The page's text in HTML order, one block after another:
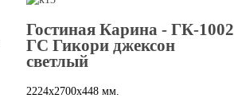
Гостиная Карина - ГК-1002
ГС Гикори джексон
светлый
2224х2700х448 мм.